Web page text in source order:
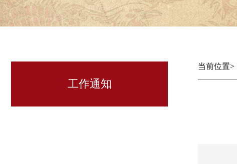
工作通知
当前位置>